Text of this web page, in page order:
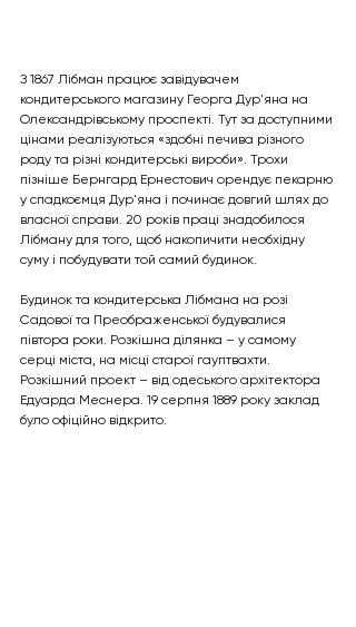
З 1867 Лібман працює завідувачем
кондитерського магазину Георга Дур'яна на
Олександрівському проспекті. Тут за доступними
цінами реалізуються «здобні печива різного
роду та різні кондитерські вироби». Трохи
пізніше Бернгард Ернестович орендує пекарню
у спадкоємця Дур'яна і починає довгий шлях до
власної справи. 20 років праці знадобилося
Лібману для того, щоб накопичити необхідну
суму і побудувати той самий будинок.
Будинок та кондитерська Лібмана на розі
Садової та Преображенської будувалися
півтора роки. Розкішна ділянка – у самому
серці міста, на місці старої гауптвахти.
Розкішний проект – від одеського архітектора
Едуарда Меснера. 19 серпня 1889 року заклад
було офіційно відкрито.